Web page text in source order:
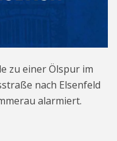
zu einer Ölspur im
nach Elsenfeld
alarmiert.